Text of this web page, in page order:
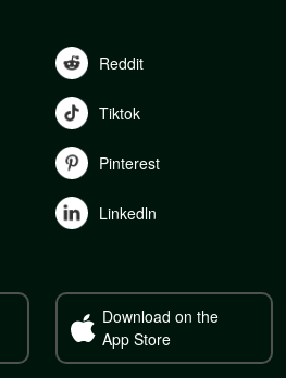
Reddit
Tiktok
Pinterest
Linkedln
Download on the
App Store